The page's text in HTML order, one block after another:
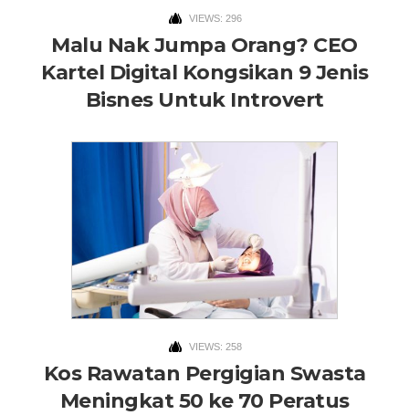
VIEWS: 296
Malu Nak Jumpa Orang? CEO
Kartel Digital Kongsikan 9 Jenis
Bisnes Untuk Introvert
VIEWS: 258
Kos Rawatan Pergigian Swasta
Meningkat 50 ke 70 Peratus